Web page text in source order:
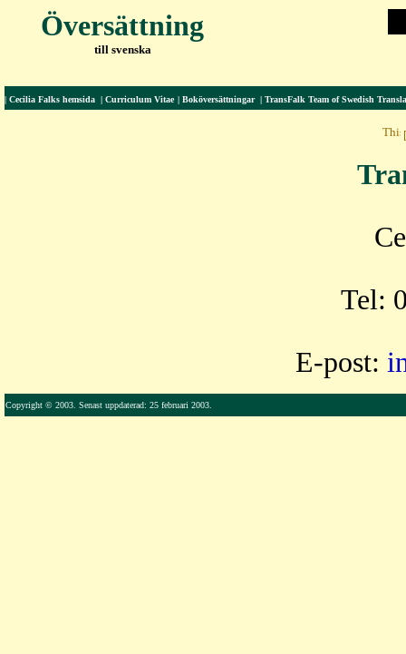
Översättning
till svenska
| Cecilia Falks hemsida | Curriculum Vitae | Boköversättningar | TransFalk Team of Swedish
Tel:
E-post:
Copyright © 2003. Senast uppdaterad: 25 februari 2003.